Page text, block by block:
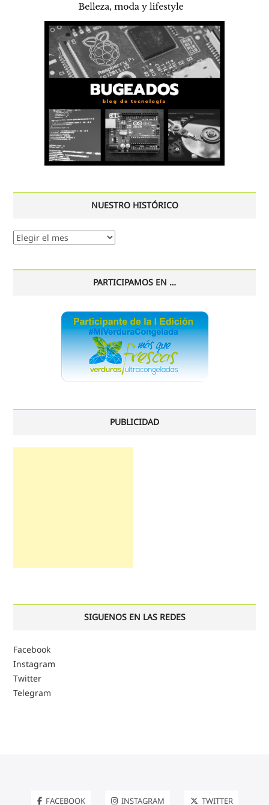
NUESTRO HISTÓRICO
Nuestro
PARTICIPAMOS EN …
PUBLICIDAD
SIGUENOS EN LAS REDES
Facebook
Instagram
Twitter
Telegram
FACEBOOK INSTAGRAM TWITTER